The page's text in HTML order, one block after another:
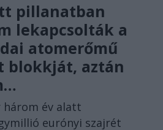
pillanatban
lekapcsolták a
atomerőmű
blokkját, aztán
három év alatt
eurónyi szajrét